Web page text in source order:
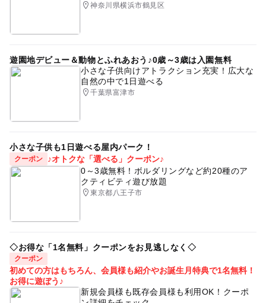
神奈川県横浜市鶴見区
遊園地デビュー＆動物とふれあおう♪0歳～3歳は入園無料
小さな子供向けアトラクション充実！広大な
自然の中で1日遊べる
千葉県富津市
小さな子供も1日遊べる屋内パーク！
クーポン
♪オトクな「選べる」クーポン♪
0～3歳無料！ボルダリングなど約20種のア
クティビティ遊び放題
東京都八王子市
◇お得な「1名無料」クーポンをお見逃しなく◇
クーポン
初めての方はもちろん、会員様も紹介やお誕生月特典で1名無料！
お得に遊ぼう♪
新規会員様も既存会員様も利用OK！クーポ